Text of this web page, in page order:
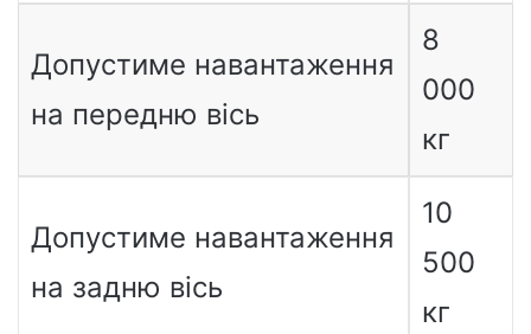
Допустиме навантаження
на передню вісь
8
000
кг
Допустиме навантаження
на задню вісь
10
500
кг